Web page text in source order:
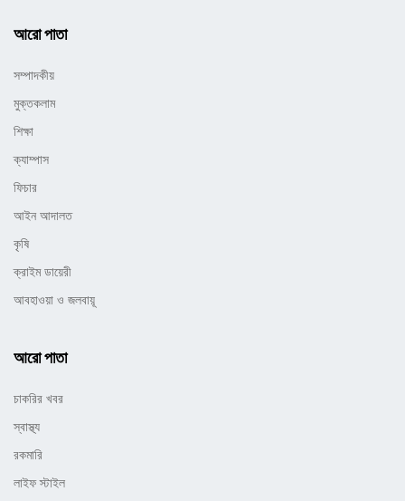
আরো পাতা
সম্পাদকীয়
মুক্তকলাম
শিক্ষা
ক্যাম্পাস
ফিচার
আইন আদালত
কৃষি
ক্রাইম ডায়েরী
আবহাওয়া ও জলবায়ূ
আরো পাতা
চাকরির খবর
স্বাস্থ্য
রকমারি
লাইফ স্টাইল